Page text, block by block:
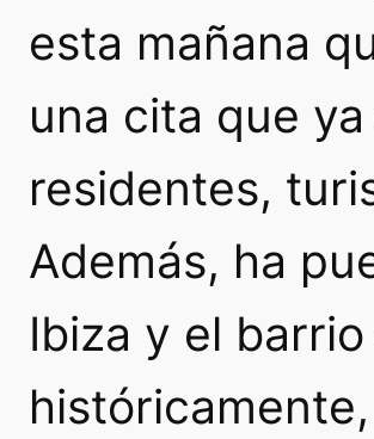
esta mañana
una cita que
residentes,
Además, ha
Ibiza y el